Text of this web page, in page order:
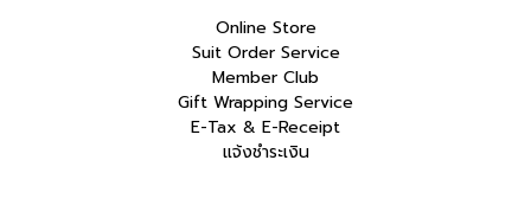
Online Store
Suit Order Service
Member Club
Gift Wrapping Service
E-Tax & E-Receipt
แจ้งชำระเงิน